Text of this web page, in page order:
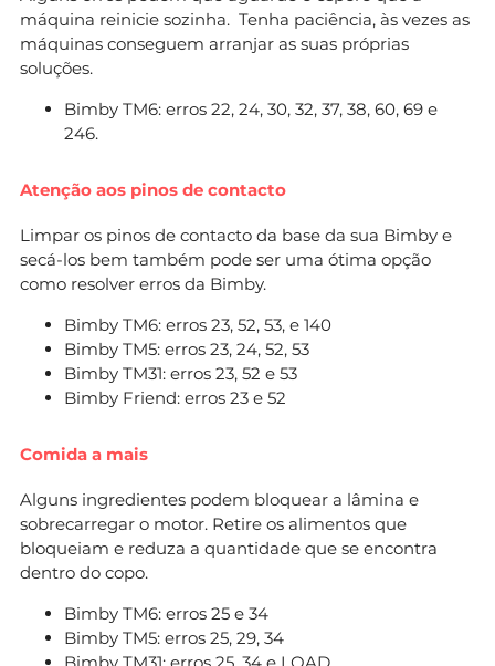
máquina reinicie sozinha. Tenha paciência, às vezes as
máquinas conseguem arranjar as suas próprias
soluções.
Bimby TM6: erros 22, 24, 30, 32, 37, 38, 60, 69 e
246.
Atenção aos pinos de contacto
Limpar os pinos de contacto da base da sua Bimby e
secá-los bem também pode ser uma ótima opção
como resolver erros da Bimby.
Bimby TM6: erros 23, 52, 53, e 140
Bimby TM5: erros 23, 24, 52, 53
Bimby TM31: erros 23, 52 e 53
Bimby Friend: erros 23 e 52
Comida a mais
Alguns ingredientes podem bloquear a lâmina e
sobrecarregar o motor. Retire os alimentos que
bloqueiam e reduza a quantidade que se encontra
dentro do copo.
Bimby TM6: erros 25 e 34
Bimby TM5: erros 25, 29, 34
Bimby TM31: erros 25, 34 e LOAD